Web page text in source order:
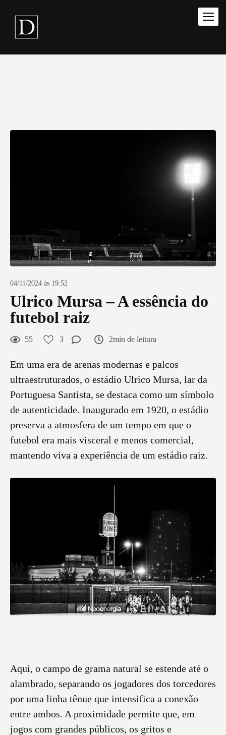
04/11/2024 às 19:52
Ulrico Mursa – A essência do
futebol raiz
55 3 2min de leitura
Em uma era de arenas modernas e palcos
ultraestruturados, o estádio Ulrico Mursa, lar da
Portuguesa Santista, se destaca como um símbolo
de autenticidade. Inaugurado em 1920, o estádio
preserva a atmosfera de um tempo em que o
futebol era mais visceral e menos comercial,
mantendo viva a experiência de um estádio raiz.
Aqui, o campo de grama natural se estende até o
alambrado, separando os jogadores dos torcedores
por uma linha tênue que intensifica a conexão
entre ambos. A proximidade permite que, em
jogos com grandes públicos, os gritos e